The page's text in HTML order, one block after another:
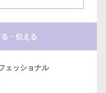
・伝える
ェッショナル